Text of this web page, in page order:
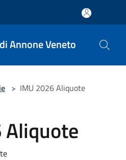
Annone Veneto
> IMU 2026 Aliquote